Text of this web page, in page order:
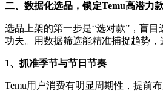
二、数据化选品，锁定Temu高潜力
选品上架的第一步是“选对款”，盲
功夫。用数据筛选能精准捕捉趋势，
1、 抓准季节与节日节奏
Temu用户消费有明显周期性，提前